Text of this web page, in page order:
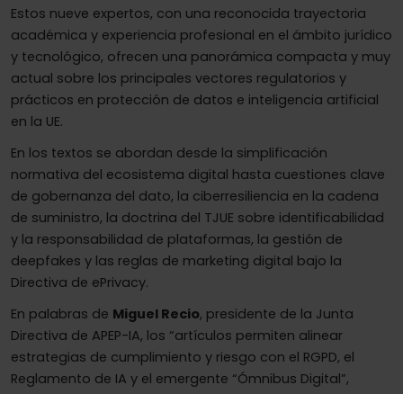
Estos nueve expertos, con una reconocida trayectoria
académica y experiencia profesional en el ámbito jurídico
y tecnológico, ofrecen una panorámica compacta y muy
actual sobre los principales vectores regulatorios y
prácticos en protección de datos e inteligencia artificial
en la UE.
En los textos se abordan desde la simplificación
normativa del ecosistema digital hasta cuestiones clave
de gobernanza del dato, la ciberresiliencia en la cadena
de suministro, la doctrina del TJUE sobre identificabilidad
y la responsabilidad de plataformas, la gestión de
deepfakes y las reglas de marketing digital bajo la
Directiva de ePrivacy.
En palabras de Miguel Recio, presidente de la Junta
Directiva de APEP-IA, los “artículos permiten alinear
estrategias de cumplimiento y riesgo con el RGPD, el
Reglamento de IA y el emergente “Ómnibus Digital”,